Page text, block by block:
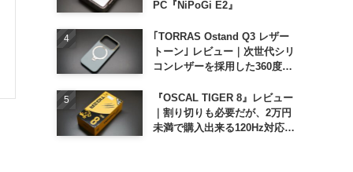
PC『NiPoGi E2』
｢TORRAS Ostand Q3 レザー
トーン｣ レビュー｜次世代シリ
コンレザーを採用した360度回
『OSCAL TIGER 8』レビュー
｜割り切りも必要だが、2万円
未満で購入出来る120Hz対応大